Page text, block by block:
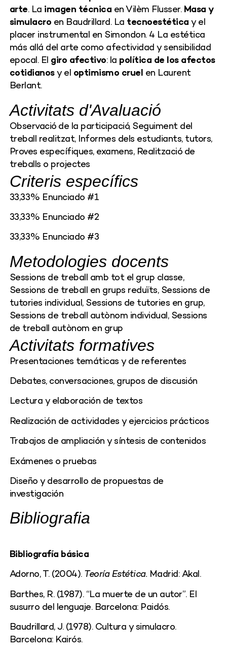
arte. La imagen técnica en Vilèm Flusser. Masa y
simulacro en Baudrillard. La tecnoestética y el
placer instrumental en Simondon. 4 La estética
más allá del arte como afectividad y sensibilidad
epocal. El giro afectivo: la política de los afectos
cotidianosy el optimismo cruel en Laurent
Berlant.
Activitats d'Avaluació
Observació de la participació, Seguiment del
treball realitzat, Informes dels estudiants, tutors,
Proves específiques, examens, Realització de
treballs o projectes
Criteris específics
33,33% Enunciado #1
33,33% Enunciado #2
33,33% Enunciado #3
Metodologies docents
Sessions de treball amb tot el grup classe,
Sessions de treball en grups reduïts, Sessions de
tutories individual, Sessions de tutories en grup,
Sessions de treball autònom individual, Sessions
de treball autònom en grup
Activitats formatives
Presentaciones temáticas y de referentes
Debates, conversaciones, grupos de discusión
Lectura y elaboración de textos
Realización de actividades y ejercicios prácticos
Trabajos de ampliación y síntesis de contenidos
Exámenes o pruebas
Diseño y desarrollo de propuestas de
investigación
Bibliografia
Bibliografía básica
Adorno, T. (2004). Teoría Estética.Madrid: Akal.
Barthes, R. (1987). “La muerte de un autor”. El
susurro del lenguaje. Barcelona: Paidós.
Baudrillard, J. (1978). Cultura y simulacro.
Barcelona: Kairós.